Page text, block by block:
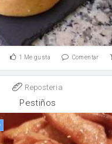
1 Me gusta Comentar
Reposteria
Pestiños